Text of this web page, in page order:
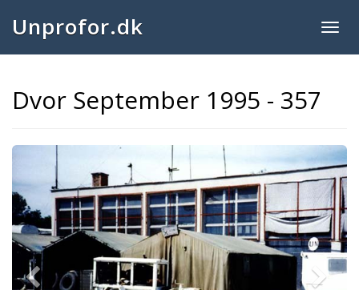
Unprofor.dk
Dvor September 1995 - 357
Previous Next